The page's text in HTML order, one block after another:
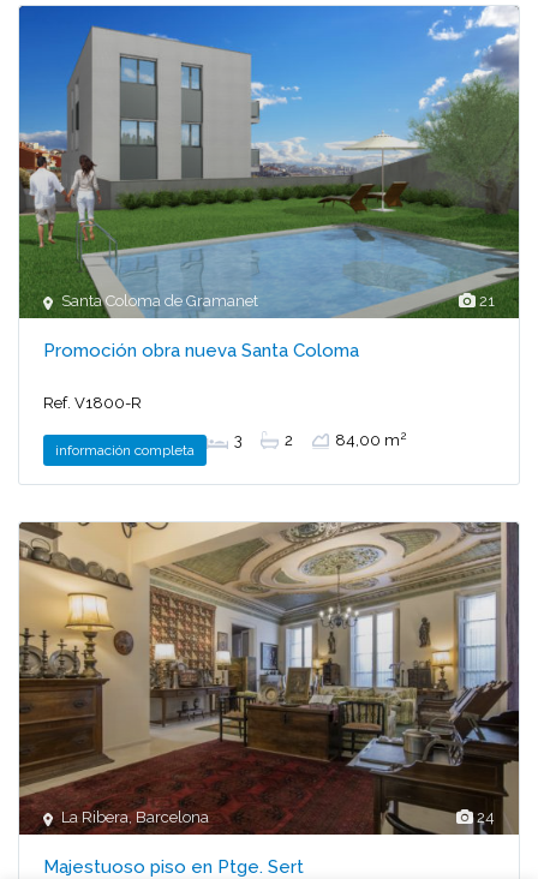
21
Santa Coloma de Gramanet
Promoción obra nueva Santa Coloma
Ref. V1800-R
3 2 84,00 m2
información completa
24
La Ribera, Barcelona
Majestuoso piso en Ptge. Sert